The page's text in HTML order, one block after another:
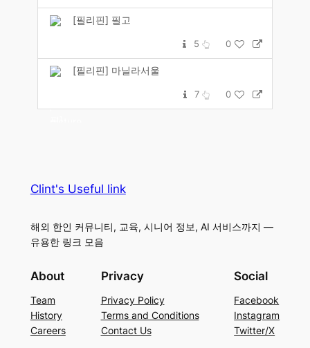
[필리핀] 필고
5 0
[필리핀] 마닐라서울
7 0
Clint's Useful link
해외 한인 커뮤니티, 교육, 시니어 정보, AI 서비스까지 —
유용한 링크 모음
About
Team
History
Careers
Privacy
Privacy Policy
Terms and Conditions
Contact Us
Social
Facebook
Instagram
Twitter/X